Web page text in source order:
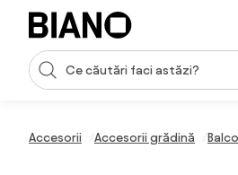
Sari peste navigare, accesează
Introducerea căutării
Accesorii Accesorii grădină